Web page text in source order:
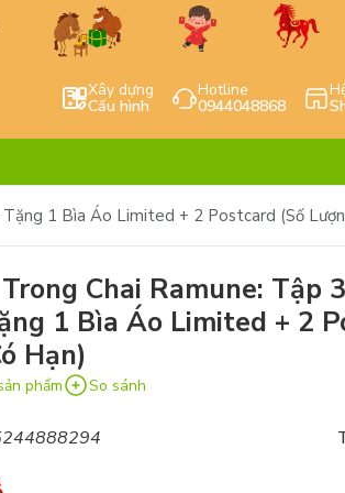
Xây dựng
Cấu hình
Hotline
0944048868
1 Bìa Áo Limited + 2 Postcard (Số
Chai Ramune: Tập
1 Bìa Áo Limited + 2
Hạn)
phẩm So sánh